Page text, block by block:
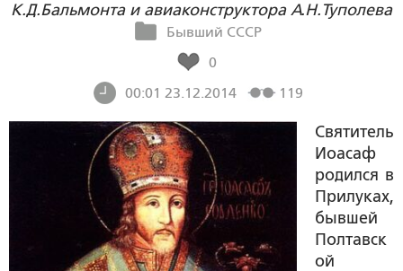
К.Д.Бальмонта и авиаконструктора А.Н.Туполева
Бывший СССР
0
00:01 23.12.2014
119
Святитель
Иоасаф
родился в
Прилуках,
бывшей
Полтавск
ой